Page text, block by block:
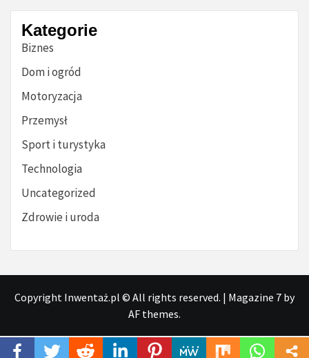
Kategorie
Biznes
Dom i ogród
Motoryzacja
Przemysł
Sport i turystyka
Technologia
Uncategorized
Zdrowie i uroda
Copyright Inwentaż.pl © All rights reserved. | Magazine 7 by
AF themes.